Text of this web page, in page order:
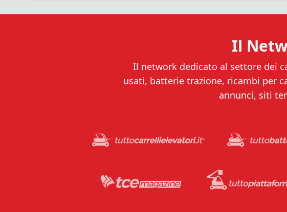
Il
Il network dedicato al settore dei
usati, batterie trazione, ricambi per
annunci, siti